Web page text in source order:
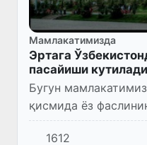
Мамлакатимизда
Эртага
пасайиши кутилади
Бугун
қисмида ёз
қийматлардан 7-10°
ҳудудларидан
1612